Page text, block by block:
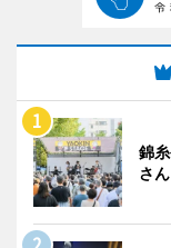
錦
さ